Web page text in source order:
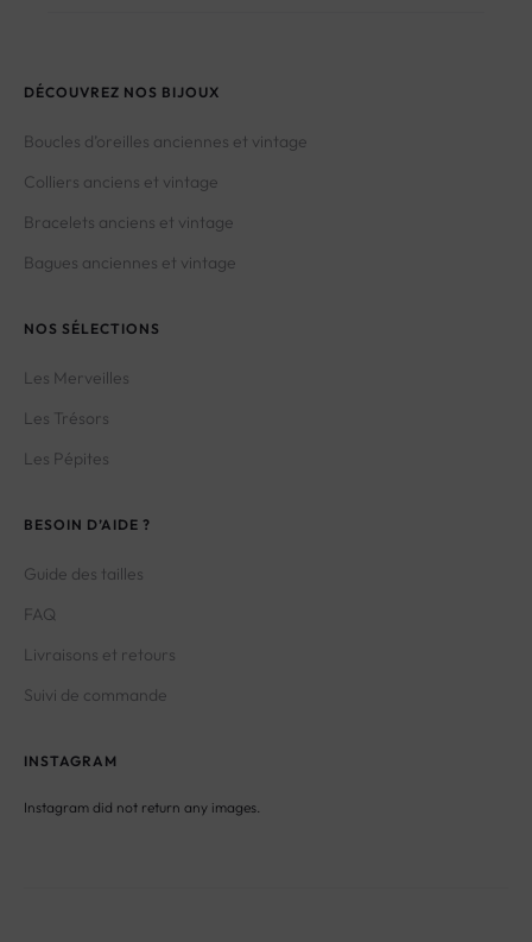
DÉCOUVREZ NOS BIJOUX
Boucles d’oreilles anciennes et vintage
Colliers anciens et vintage
Bracelets anciens et vintage
Bagues anciennes et vintage
NOS SÉLECTIONS
Les Merveilles
Les Trésors
Les Pépites
BESOIN D’AIDE ?
Guide des tailles
FAQ
Livraisons et retours
Suivi de commande
INSTAGRAM
Instagram did not return any images.